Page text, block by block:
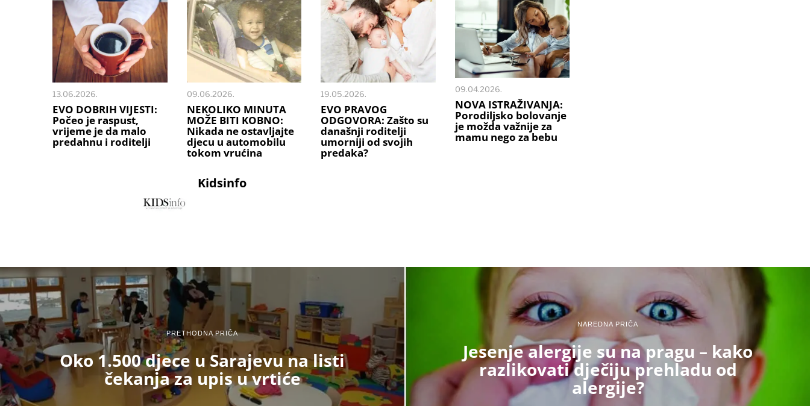
13.06.2026.
EVO DOBRIH VIJESTI:
Počeo je raspust,
vrijeme je da malo
predahnu i roditelji
09.06.2026.
NEKOLIKO MINUTA
MOŽE BITI KOBNO:
Nikada ne ostavljajte
djecu u automobilu
tokom vrućina
19.05.2026.
EVO PRAVOG
ODGOVORA: Zašto su
današnji roditelji
umorniji od svojih
predaka?
09.04.2026.
NOVA ISTRAŽIVANJA:
Porodiljsko bolovanje
je možda važnije za
mamu nego za bebu
Kidsinfo
PRETHODNA PRIČA
Oko 1.500 djece u Sarajevu na listi
čekanja za upis u vrtiće
NAREDNA PRIČA
Jesenje alergije su na pragu – kako
razlikovati dječiju prehladu od
alergije?